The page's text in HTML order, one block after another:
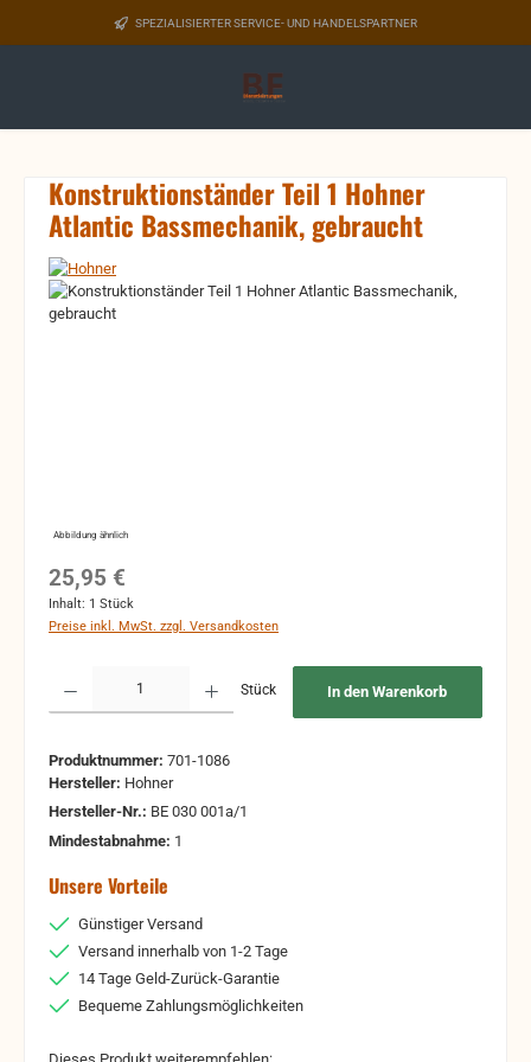
Zum Hauptinhalt springenSPEZIALISIERTER SERVICE- UND HANDELSPARTNER
Konstruktionständer Teil 1 Hohner
Atlantic Bassmechanik, gebraucht
Bildergalerie überspringen
Abbildung ähnlich
Regulärer Preis:
25,95 €
Inhalt: 1 Stück
Preise inkl. MwSt. zzgl. Versandkosten
Stück In den Warenkorb
Produktnummer: 701-1086
Hersteller: Hohner
Hersteller-Nr.: BE 030 001a/1
Mindestabnahme: 1
Unsere Vorteile
Günstiger Versand
Versand innerhalb von 1-2 Tage
14 Tage Geld-Zurück-Garantie
Bequeme Zahlungsmöglichkeiten